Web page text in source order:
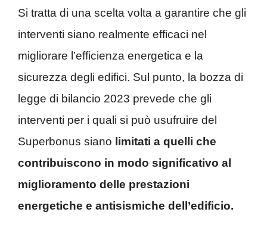
Si tratta di una scelta volta a garantire che gli
interventi siano realmente efficaci nel
migliorare l’efficienza energetica e la
sicurezza degli edifici. Sul punto, la bozza di
legge di bilancio 2023 prevede che gli
interventi per i quali si può usufruire del
Superbonus siano limitati a quelli che
contribuiscono in modo significativo al
miglioramento delle prestazioni
energetiche e antisismiche dell’edificio.